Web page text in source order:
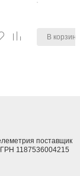
В корзину
поставщик
1187536004215